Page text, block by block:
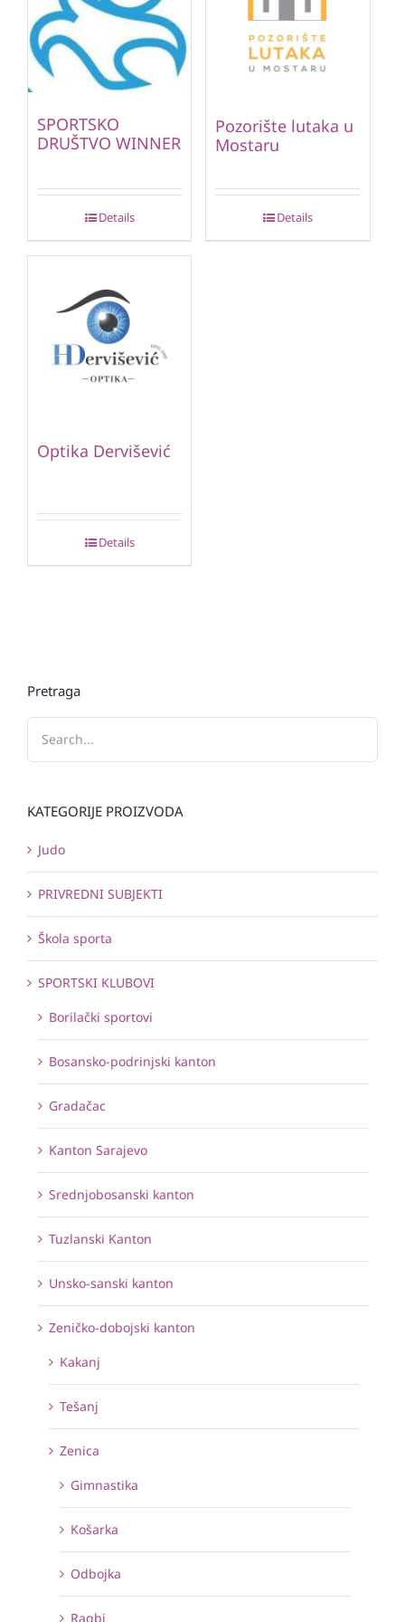
SPORTSKO
DRUŠTVO WINNER
Details
Pozorište lutaka u
Mostaru
Details
Optika Dervišević
Details
Pretraga
KATEGORIJE PROIZVODA
Judo
PRIVREDNI SUBJEKTI
Škola sporta
SPORTSKI KLUBOVI
Borilački sportovi
Bosansko-podrinjski kanton
Gradačac
Kanton Sarajevo
Srednjobosanski kanton
Tuzlanski Kanton
Unsko-sanski kanton
Zeničko-dobojski kanton
Kakanj
Tešanj
Zenica
Gimnastika
Košarka
Odbojka
Ragbi